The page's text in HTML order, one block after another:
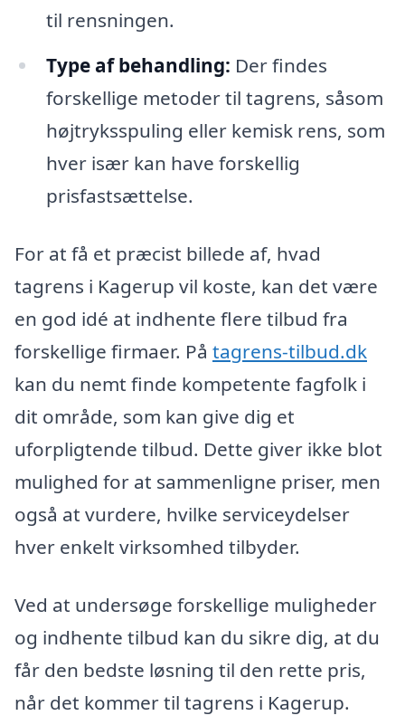
til rensningen.
Type af behandling: Der findes
forskellige metoder til tagrens, såsom
højtryksspuling eller kemisk rens, som
hver især kan have forskellig
prisfastsættelse.
For at få et præcist billede af, hvad
tagrens i Kagerup vil koste, kan det være
en god idé at indhente flere tilbud fra
forskellige firmaer. På tagrens-tilbud.dk
kan du nemt finde kompetente fagfolk i
dit område, som kan give dig et
uforpligtende tilbud. Dette giver ikke blot
mulighed for at sammenligne priser, men
også at vurdere, hvilke serviceydelser
hver enkelt virksomhed tilbyder.
Ved at undersøge forskellige muligheder
og indhente tilbud kan du sikre dig, at du
får den bedste løsning til den rette pris,
når det kommer til tagrens i Kagerup.